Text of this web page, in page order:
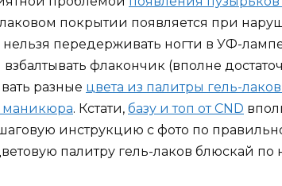
лаковом покрытии появляется при
передерживать ногти в УФ-
флакончик (вполне
разные цвета из палитры гель-
маникюра. Кстати, базу и топ от CND
инструкцию с фото по
палитру гель-лаков блюскай